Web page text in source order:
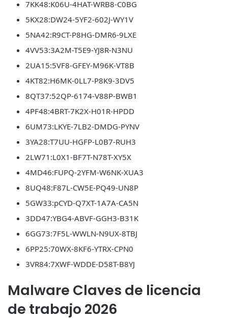
7KK48:K06U-4HAT-WRB8-C0BG
5KX28:DW24-5YF2-602J-WY1V
5NA42:R9CT-P8HG-DMR6-9LXE
4VV53:3A2M-T5E9-YJ8R-N3NU
2UA15:5VF8-GFEY-M96K-VT8B
4KT82:H6MK-0LL7-P8K9-3DV5
8QT37:52QP-6174-V88P-BWB1
4PF48:4BRT-7K2X-H01R-HPDD
6UM73:LKYE-7LB2-DMDG-PYNV
3YA28:T7UU-HGFP-L0B7-RUH3
2LW71:L0X1-BF7T-N78T-XY5X
4MD46:FUPQ-2YFM-W6NK-XUA3
8UQ48:F87L-CW5E-PQ49-UN8P
5GW33:pCYD-Q7XT-1A7A-CA5N
3DD47:YBG4-ABVF-GGH3-B31K
6GG73:7F5L-WWLN-N9UX-8TBJ
6PP25:70WX-8KF6-YTRX-CPN0
3VR84:7XWF-WDDE-D58T-B8YJ
Malware Claves de licencia
de trabajo 2026